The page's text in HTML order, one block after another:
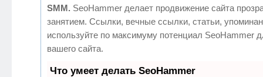
SMM. SeoHammer делает продвижение сайта
занятием. Ссылки, вечные ссылки, статьи,
используйте по максимуму потенциал SeoHammer
вашего сайта.
Что умеет делать SeoHammer